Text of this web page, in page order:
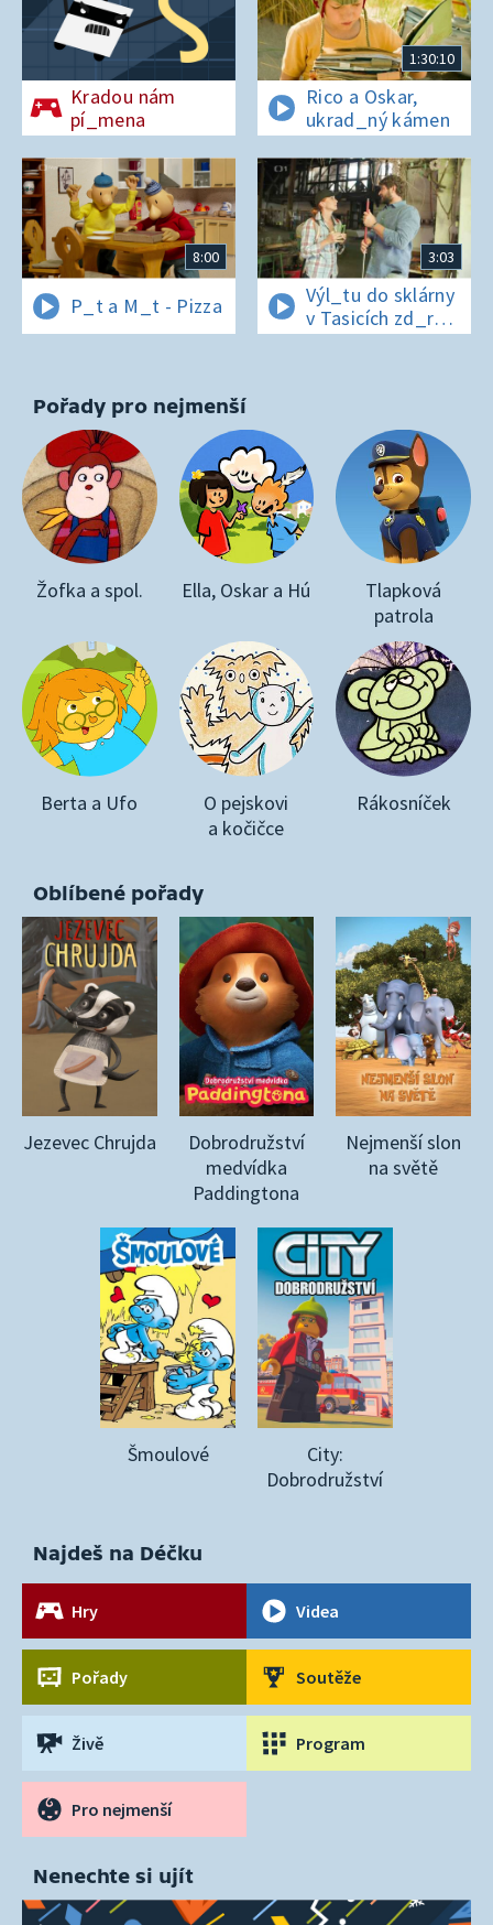
Kradou nám
pí_mena
1:30:10
Rico a Oskar,
ukrad_ný kámen
8:00
P_t a M_t - Pizza
3:03
Výl_tu do sklárny
v Tasicích zd_r
a Čern_bílovi
Pořady pro nejmenší
Žofka a spol. Ella, Oskar a Hú
Tlapková
patrola
Berta a Ufo
O pejskovi
a kočičce
Rákosníček
Oblíbené pořady
Jezevec Chrujda
Dobrodružství
medvídka
Paddingtona
Nejmenší slon
na světě
Šmoulové
City:
Dobrodružství
Najdeš na Déčku
Hry Videa
Pořady Soutěže
Živě Program
Pro nejmenší
Nenechte si ujít